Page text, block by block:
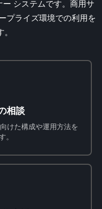
システムです。商用サ
プライズ環境での利用を
相談
けた構成や運用方法を
。